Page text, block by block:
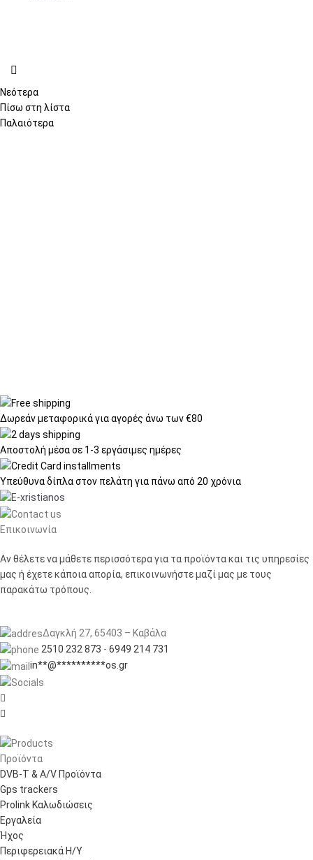
Νεότερα
Πίσω στη λίστα
Παλαιότερα
Δωρεάν μεταφορικάγια αγορές άνω των €80
Αποστολή μέσα σε 1-3 εργάσιμες ημέρες
Υπεύθυνα δίπλα στον πελάτη για πάνω από 20 χρόνια
Επικοινωνία
Αν θέλετε να μάθετε περισσότερα για τα προϊόντα και τις υπηρεσίες
μας ή έχετε κάποια απορία, επικοινωνήστε μαζί μας με τους
παρακάτω τρόπους.
Δαγκλή 27, 65403 – Καβάλα
2510 232 873 - 6949 214 731
in**@**********os.gr


Προϊόντα
DVB-T & A/V Προϊόντα
Gps trackers
Prolink Καλωδιώσεις
Εργαλεία
Ήχος
Περιφερειακά Η/Υ